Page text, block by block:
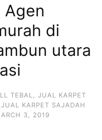
Agen
di
utara
TEBAL
JUAL KARPET
JUAL KARPET SAJADAH
3, 2019